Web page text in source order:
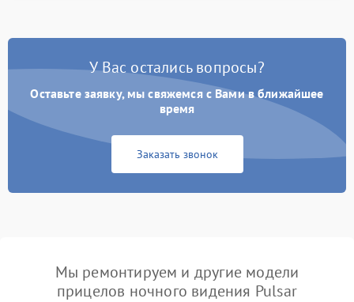
У Вас остались вопросы?
Оставьте заявку, мы свяжемся с Вами в ближайшее
время
Заказать звонок
Мы ремонтируем и другие модели
прицелов ночного видения Pulsar